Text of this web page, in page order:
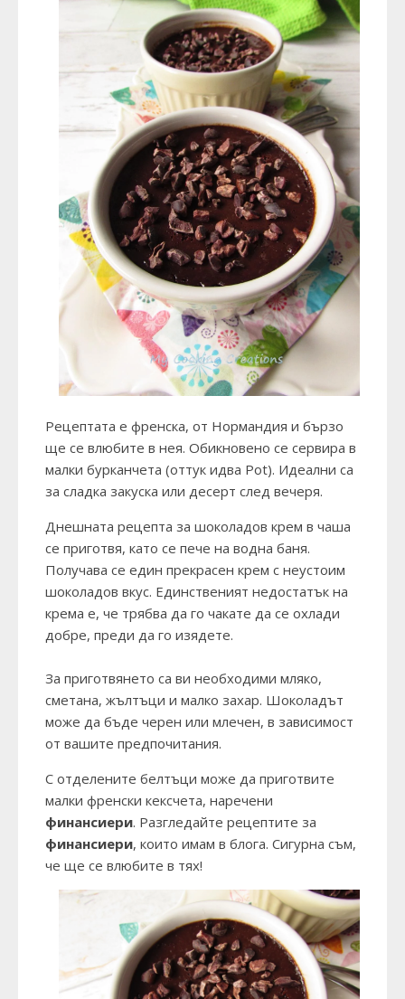
Рецептата е френска, от Нормандия и бързо
ще се влюбите в нея. Oбикновено се сервира в
малки бурканчета (оттук идва Pot). Идеални са
за сладка закуска или десерт след вечеря.
Днешната рецепта за шоколадов крем в чаша
се приготвя, като се пече на водна баня.
Получава се един прекрасен крем с неустоим
шоколадов вкус. Единственият недостатък на
крема е, че трябва да го чакате да се охлади
добре, преди да го изядете.
За приготвянето са ви необходими мляко,
сметана, жълтъци и малко захар. Шоколадът
може да бъде черен или млечен, в зависимост
от вашите предпочитания.
С отделените белтъци може да приготвите
малки френски кексчета, наречени
финансиери. Разгледайте рецептите за
финансиери, които имам в блога. Сигурна съм,
че ще се влюбите в тях!